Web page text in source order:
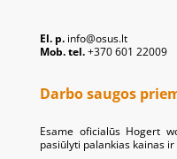
El. p.info@osus.lt
Mob. tel.+370 601 22009
Darbo saugos
Esame oficialūs Hogert
pasiūlyti palankias kainas